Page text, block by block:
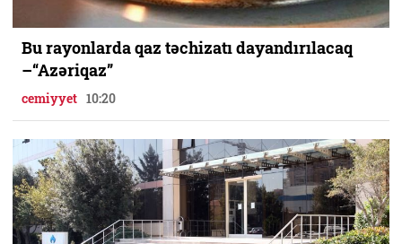
Bu rayonlarda qaz təchizatı dayandırılacaq
–“Azəriqaz”
cemiyyet 10:20